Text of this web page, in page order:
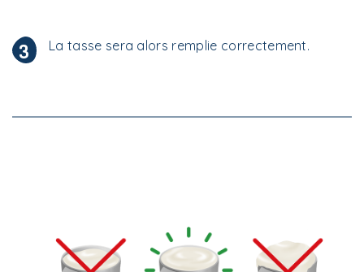
3 La tasse sera alors remplie correctement.